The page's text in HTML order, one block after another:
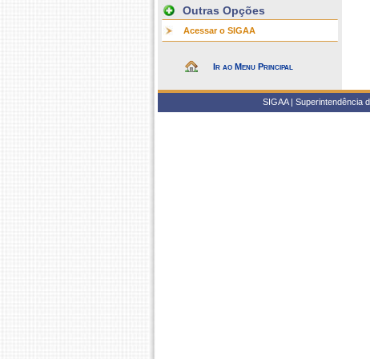
Outras Opções
Acessar o SIGAA
Ir ao Menu Principal
SIGAA | Superintendência